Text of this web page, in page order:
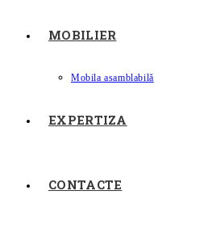
MOBILIER
Mobila asamblabilă
EXPERTIZA
CONTACTE